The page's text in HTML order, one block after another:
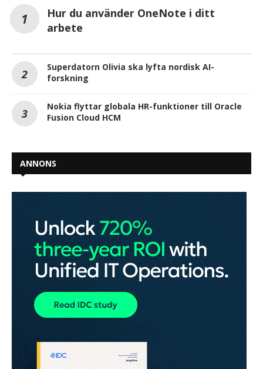
Hur du använder OneNote i ditt
arbete
Superdatorn Olivia ska lyfta nordisk AI-
forskning
Nokia flyttar globala HR-funktioner till Oracle
Fusion Cloud HCM
ANNONS